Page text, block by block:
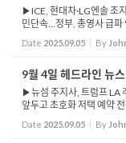
▶ICE, 현대차·LG엔솔 조
민단속…정부, 총영사 급
장엔 "불체자 은닉·보호"
Date 2025.09.05 By
9월 4일 헤드라인 뉴스
▶뉴섬 주지사, 트럼프 LA
앞두고 초호화 저택 예약
원 5명 체포 ▶남가주, 미
전 취약성 지...
Date 2025.09.05 By